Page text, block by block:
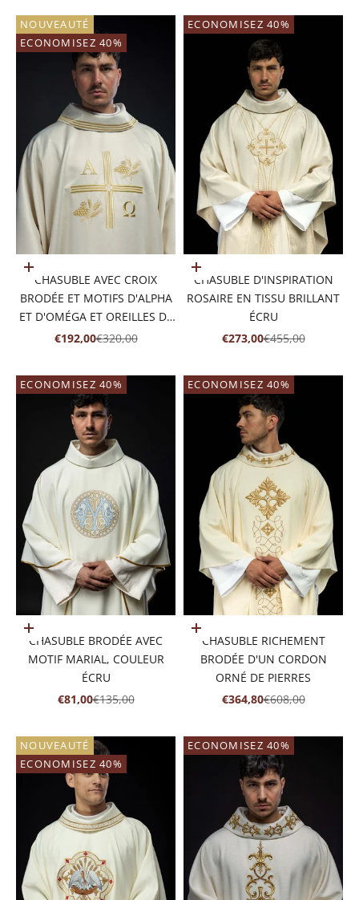
NOUVEAUTÉ
ECONOMISEZ 40%
Ajouter au panier
CHASUBLE AVEC CROIX
BRODÉE ET MOTIFS D'ALPHA
ET D'OMÉGA ET OREILLES DE
COULEUR ÉCRUE
PRIX DE VENTE
€192,00PRIX NORMAL
€320,00
ECONOMISEZ 40%
Ajouter au panier
CHASUBLE D'INSPIRATION
ROSAIRE EN TISSU BRILLANT
ÉCRU
PRIX DE VENTE
€273,00PRIX NORMAL
€455,00
ECONOMISEZ 40%
Ajouter au panier
CHASUBLE BRODÉE AVEC
MOTIF MARIAL, COULEUR
ÉCRU
PRIX DE VENTE
€81,00PRIX NORMAL
€135,00
ECONOMISEZ 40%
Ajouter au panier
CHASUBLE RICHEMENT
BRODÉE D'UN CORDON
ORNÉ DE PIERRES
PRIX DE VENTE
€364,80PRIX NORMAL
€608,00
NOUVEAUTÉ
ECONOMISEZ 40%
ECONOMISEZ 40%